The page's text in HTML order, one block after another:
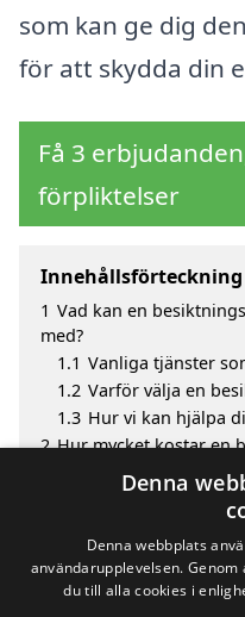
som kan ge dig
för att skydda din
Få 3
förpliktelser
Innehållsförteckning
1 Vad kan en
med?
1.1 Vanliga tjänster
1.2 Varför välja en
1.3 Hur vi kan hjälpa
2 Hur mycket kostar en
Fördelar med att välja
Sök efter en skicklig
Denna
Denna webbplats
användarupplevelsen.
du till alla cookies i